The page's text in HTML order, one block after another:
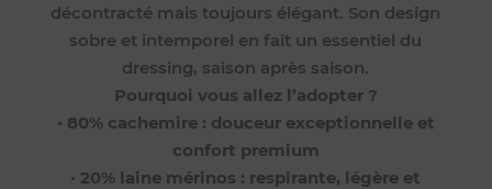
décontracté mais toujours élégant. Son design
sobre et intemporel en fait un essentiel du
dressing, saison après saison.
Pourquoi vous allez l’adopter ?
• 80% cachemire : douceur exceptionnelle et
confort premium
• 20% laine mérinos : respirante, légère et